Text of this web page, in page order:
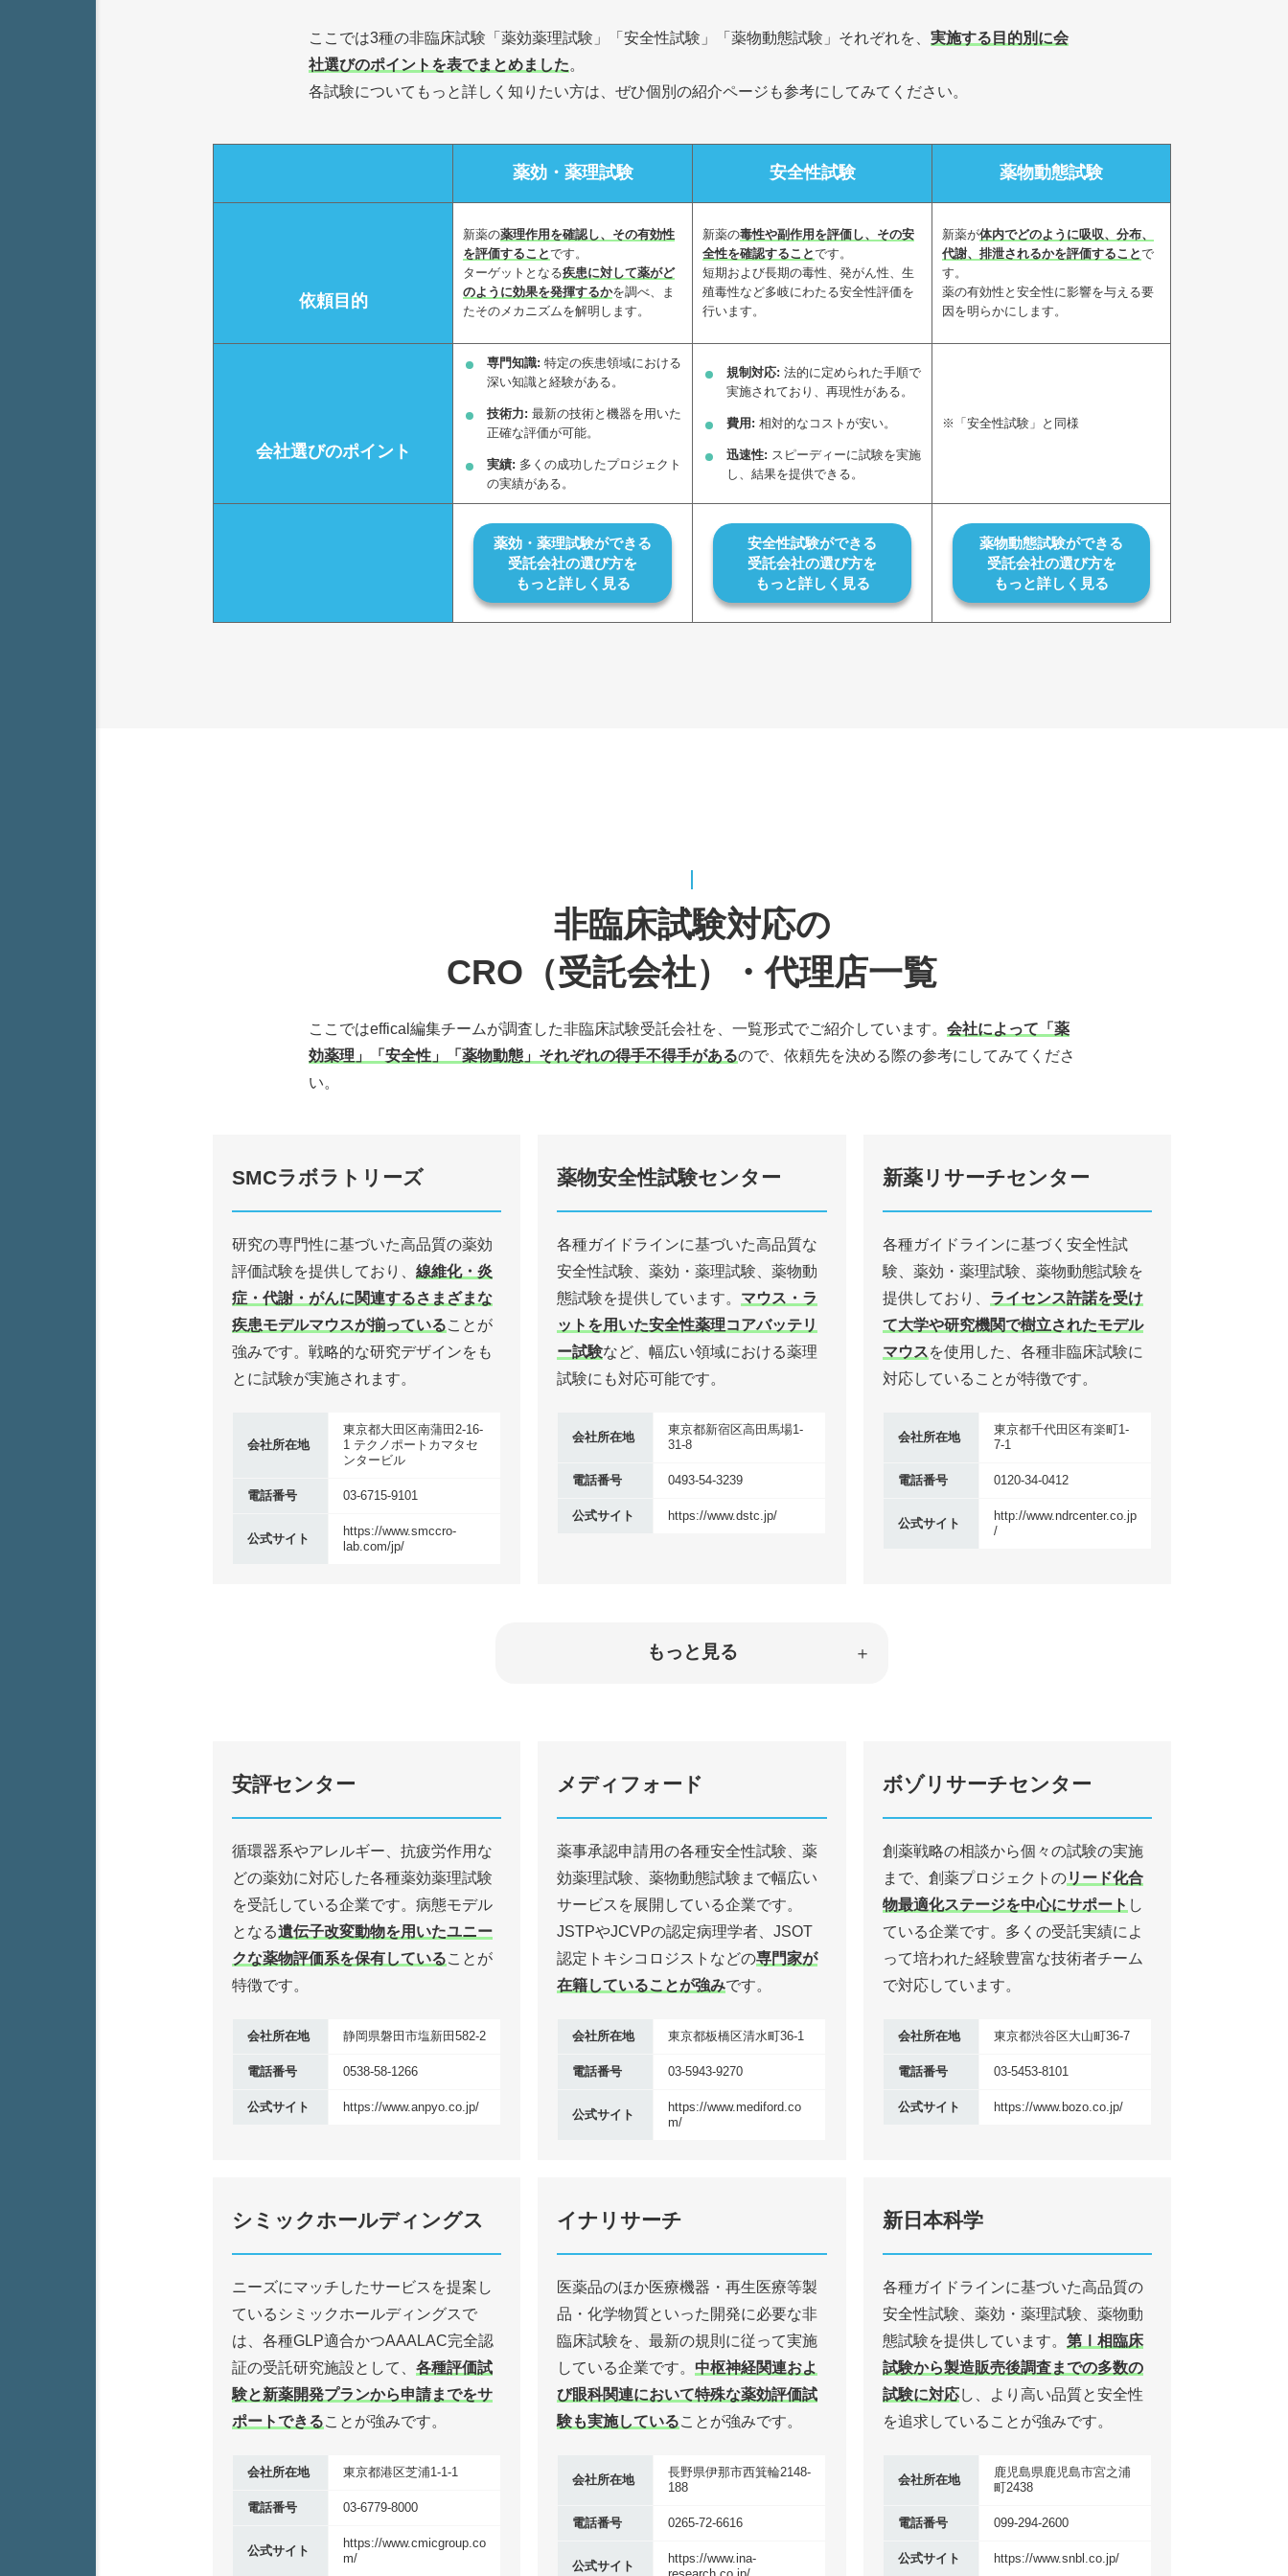
ここでは3種の非臨床試験「薬効薬理試験」「安全性試験」「薬物動態試験」それぞれを、 実施する目的別に会
社選びのポイントを表でまとめました。
各試験についてもっと詳しく知りたい方は、ぜひ個別の紹介ページも参考にしてみてください。
薬効・薬理試験 安全性試験 薬物動態試験
依頼目的
新薬の薬理作用を確認し、その有効性
を評価することです。
ターゲットとなる疾患に対して薬がど
のように効果を発揮するかを調べ、ま
たそのメカニズムを解明します。
新薬の毒性や副作用を評価し、その安
全性を確認することです。
短期および長期の毒性、発がん性、生
殖毒性など多岐にわたる安全性評価を
行います。
新薬が体内でどのように吸収、分布、
代謝、排泄されるかを評価することで
す。
薬の有効性と安全性に影響を与える要
因を明らかにします。
会社選びのポイント
専門知識: 特定の疾患領域における
深い知識と経験がある。
技術力: 最新の技術と機器を用いた
正確な評価が可能。
実績: 多くの成功したプロジェクト
の実績がある。
規制対応: 法的に定められた手順で
実施されており、再現性がある。
費用: 相対的なコストが安い。
迅速性: スピーディーに試験を実施
し、結果を提供できる。
※「安全性試験」と同様
薬効・薬理試験ができる
受託会社の選び方を
もっと詳しく見る
安全性試験ができる
受託会社の選び方を
もっと詳しく見る
薬物動態試験ができる
受託会社の選び方を
もっと詳しく見る
非臨床試験対応の
CRO（受託会社）・代理店一覧
ここではeffical編集チームが調査した非臨床試験受託会社を、一覧形式でご紹介しています。 会社によって「薬
効薬理」「安全性」「薬物動態」それぞれの得手不得手があるので、依頼先を決める際の参考にしてみてくださ
い。
SMCラボラトリーズ
研究の専⾨性に基づいた⾼品質の薬効
評価試験を提供しており、 線維化・炎
症・代謝・がんに関連するさまざまな
疾患モデルマウスが揃っていることが
強みです。戦略的な研究デザインをも
とに試験が実施されます。
会社所在地
東京都⼤⽥区南蒲⽥2-16-
1 テクノポートカマタセ
ンタービル
電話番号 03-6715-9101
公式サイト
https://www.smccro-
lab.com/jp/
薬物安全性試験センター
各種ガイドラインに基づいた⾼品質な
安全性試験、薬効・薬理試験、薬物動
態試験を提供しています。 マウス・ラ
ットを用いた安全性薬理コアバッテリ
ー試験など、幅広い領域における薬理
試験にも対応可能です。
会社所在地
東京都新宿区高田馬場1-
31-8
電話番号 0493-54-3239
公式サイト https://www.dstc.jp/
新薬リサーチセンター
各種ガイドラインに基づく安全性試
験、薬効・薬理試験、薬物動態試験を
提供しており、 ライセンス許諾を受け
て大学や研究機関で樹立されたモデル
マウスを使用した、各種非臨床試験に
対応していることが特徴です。
会社所在地
東京都千代田区有楽町1-
7-1
電話番号 0120-34-0412
公式サイト
http://www.ndrcenter.co.jp
/
もっと見る
安評センター
循環器系やアレルギー、抗疲労作用な
どの薬効に対応した各種薬効薬理試験
を受託している企業です。病態モデル
となる遺伝子改変動物を用いたユニー
クな薬物評価系を保有していることが
特徴です。
会社所在地 静岡県磐田市塩新田582-2
電話番号 0538-58-1266
公式サイト https://www.anpyo.co.jp/
メディフォード
薬事承認申請用の各種安全性試験、薬
効薬理試験、薬物動態試験まで幅広い
サービスを展開している企業です。
JSTPやJCVPの認定病理学者、JSOT
認定トキシコロジストなどの専門家が
在籍していることが強みです。
会社所在地 東京都板橋区清⽔町36-1
電話番号 03-5943-9270
公式サイト
https://www.mediford.co
m/
ボゾリサーチセンター
創薬戦略の相談から個々の試験の実施
まで、創薬プロジェクトのリード化合
物最適化ステージを中心にサポート し
ている企業です。多くの受託実績によ
って培われた経験豊富な技術者チーム
で対応しています。
会社所在地 東京都渋谷区大山町36-7
電話番号 03-5453-8101
公式サイト https://www.bozo.co.jp/
シミックホールディングス
ニーズにマッチしたサービスを提案し
ているシミックホールディングスで
は、各種GLP適合かつAAALAC完全認
証の受託研究施設として、 各種評価試
験と新薬開発プランから申請までをサ
ポートできることが強みです。
会社所在地 東京都港区芝浦1-1-1
電話番号 03-6779-8000
公式サイト
https://www.cmicgroup.co
m/
イナリサーチ
医薬品のほか医療機器・再生医療等製
品・化学物質といった開発に必要な非
臨床試験を、最新の規則に従って実施
している企業です。 中枢神経関連およ
び眼科関連において特殊な薬効評価試
験も実施していることが強みです。
会社所在地
長野県伊那市西箕輪2148-
188
電話番号 0265-72-6616
公式サイト
https://www.ina-
新日本科学
各種ガイドラインに基づいた⾼品質の
安全性試験、薬効・薬理試験、薬物動
態試験を提供しています。 第Ⅰ相臨床
試験から製造販売後調査までの多数の
試験に対応し、より高い品質と安全性
を追求していることが強みです。
会社所在地
鹿児島県鹿児島市宮之浦
町2438
電話番号 099-294-2600
公式サイト https://www.snbl.co.jp/